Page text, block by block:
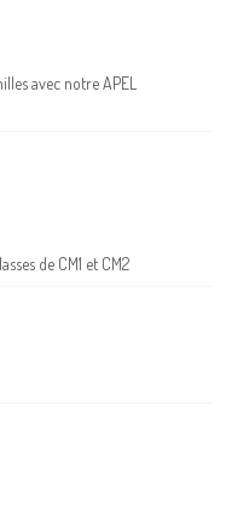
avec notre APEL
de CM1 et CM2